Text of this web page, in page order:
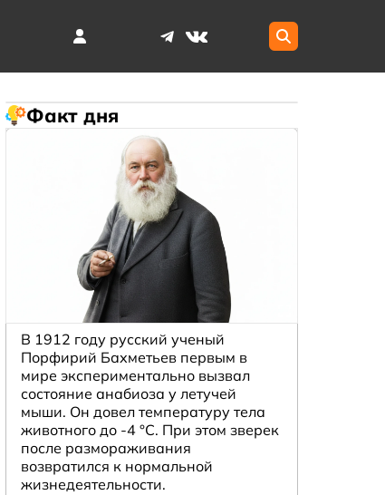
Факт дня
В 1912 году русский ученый
Порфирий Бахметьев первым в
мире экспериментально вызвал
состояние анабиоза у летучей
мыши. Он довел температуру тела
животного до -4 °C. При этом зверек
после размораживания
возвратился к нормальной
жизнедеятельности.